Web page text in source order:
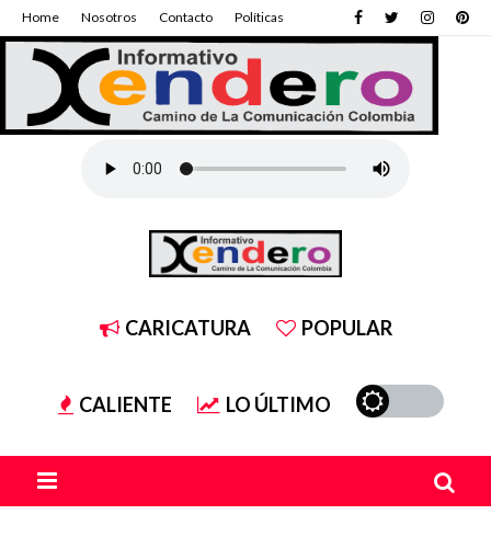
Home Nosotros Contacto Políticas
CARICATURA POPULAR
CALIENTE LO ÚLTIMO